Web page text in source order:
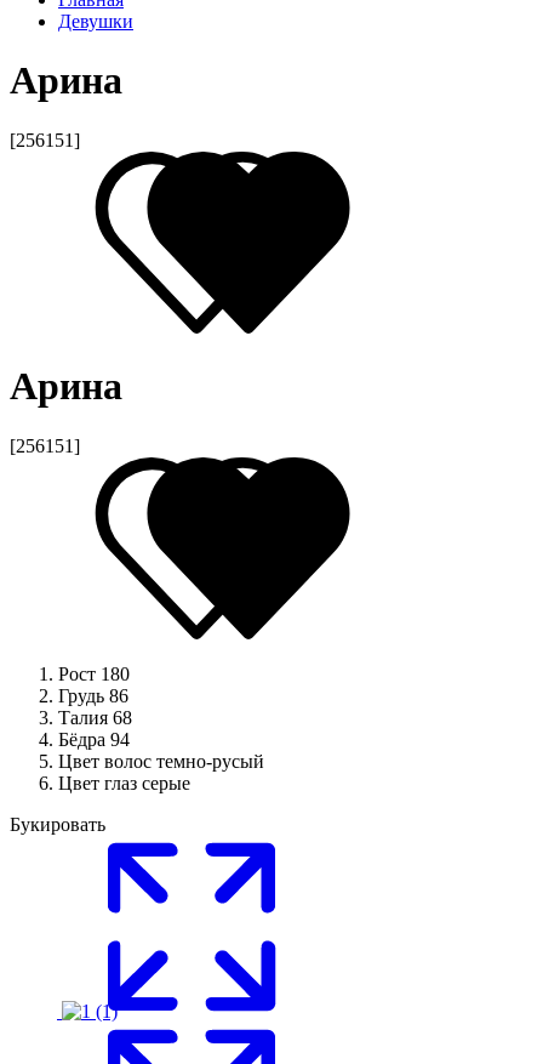
Девушки
Арина
[256151]
Арина
[256151]
Рост 180
Грудь 86
Талия 68
Бёдра 94
Цвет волос темно-русый
Цвет глаз серые
Букировать